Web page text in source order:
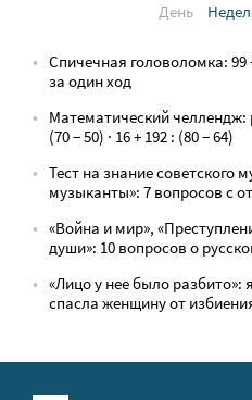
День
Спичечная головоломка: 99
за один ход
Математический челлендж:
(70 − 50) · 16 + 192 : (80 − 64)
Тест на знание советского
музыканты»: 7 вопросов с
«Война и мир»,
души»: 10 вопросов о
«Лицо у нее было разбито»:
спасла женщину от